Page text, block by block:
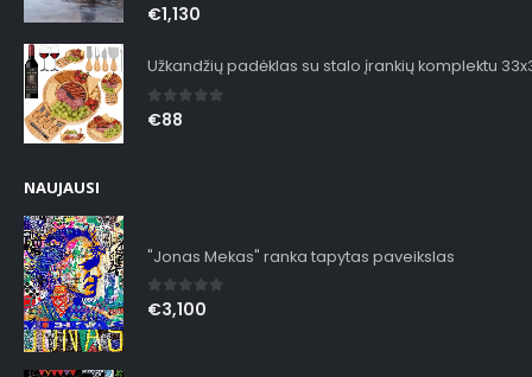
0out of 5
€1,130
Užkandžių padėklas su stalo įrankių komplektu
0out of 5
€88
NAUJAUSI
"Jonas Mekas" ranka tapytas paveikslas
0out of 5
€3,100